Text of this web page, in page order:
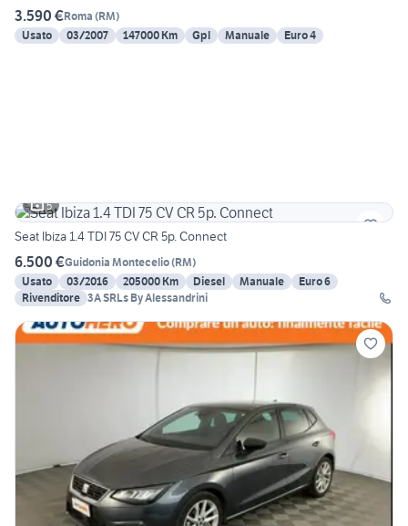
3.590 €Roma (RM)
Usato
03/2007 147000 Km Gpl Manuale Euro 4
5
Seat Ibiza 1.4 TDI 75 CV CR 5p. Connect
6.500 €Guidonia Montecelio(RM)
Usato
03/2016 205000 Km Diesel Manuale
Euro 6
Rivenditore 3A SRLs By Alessandrini